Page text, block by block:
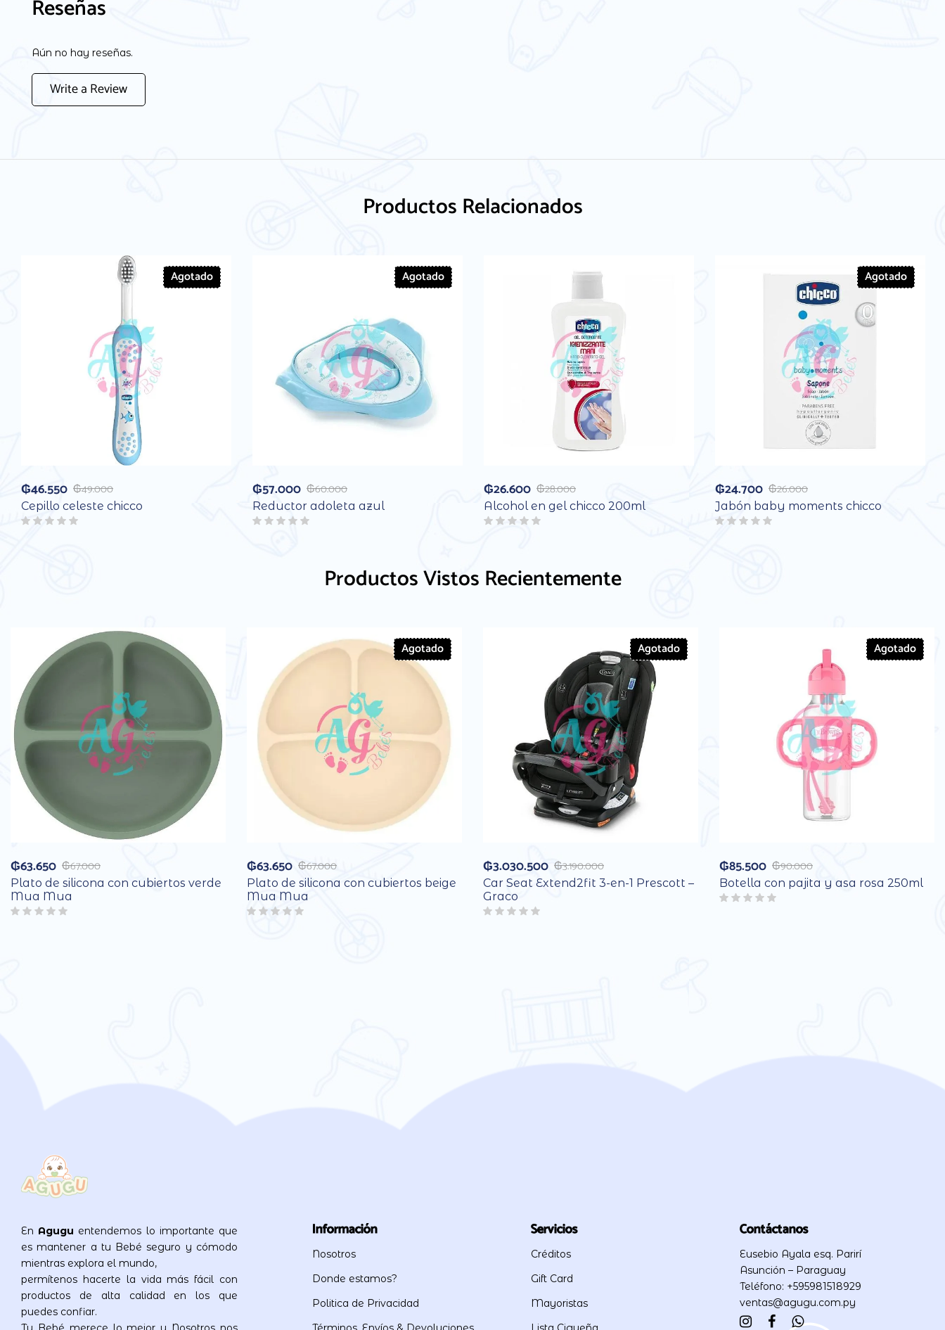
Reseñas
Aún no hay reseñas.
Write a Review
Productos Relacionados
Agotado
₲49.000
₲46.550
Cepillo celeste chicco
Agotado
₲60.000
₲57.000
Reductor adoleta azul
₲28.000
₲26.600
Alcohol en gel chicco 200ml
Agotado
₲26.000
₲24.700
Jabón baby moments chicco
Productos Vistos Recientemente
₲67.000
₲63.650
Plato de silicona con cubiertos verde
Mua Mua
Agotado
₲67.000
₲63.650
Plato de silicona con cubiertos beige
Mua Mua
Agotado
₲3.190.000
₲3.030.500
Car Seat Extend2fit 3-en-1 Prescott –
Graco
Agotado
₲90.000
₲85.500
Botella con pajita y asa rosa 250ml
En Agugu entendemos lo importante que
es mantener a tu Bebé seguro y cómodo
mientras explora el mundo,
permítenos hacerte la vida más fácil con
productos de alta calidad en los que
puedes confiar.
Información
Nosotros
Donde estamos?
Politica de Privacidad
Servicios
Créditos
Gift Card
Mayoristas
Contáctanos
Eusebio Ayala esq. Parirí
Asunción – Paraguay
Teléfono: +595981518929
ventas@agugu.com.py